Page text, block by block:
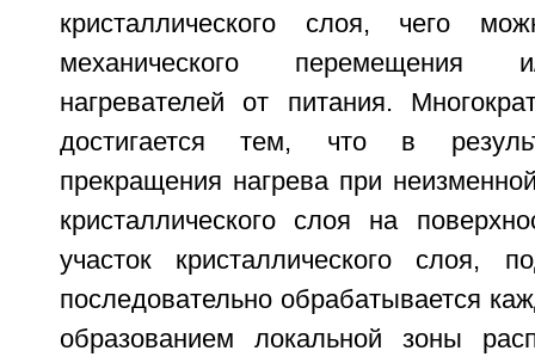
кристаллического слоя, чего
механического перемещения
нагревателей от питания.
достигается тем, что в
прекращения нагрева при
кристаллического слоя на
участок кристаллического слоя,
последовательно обрабатывается
образованием локальной зоны